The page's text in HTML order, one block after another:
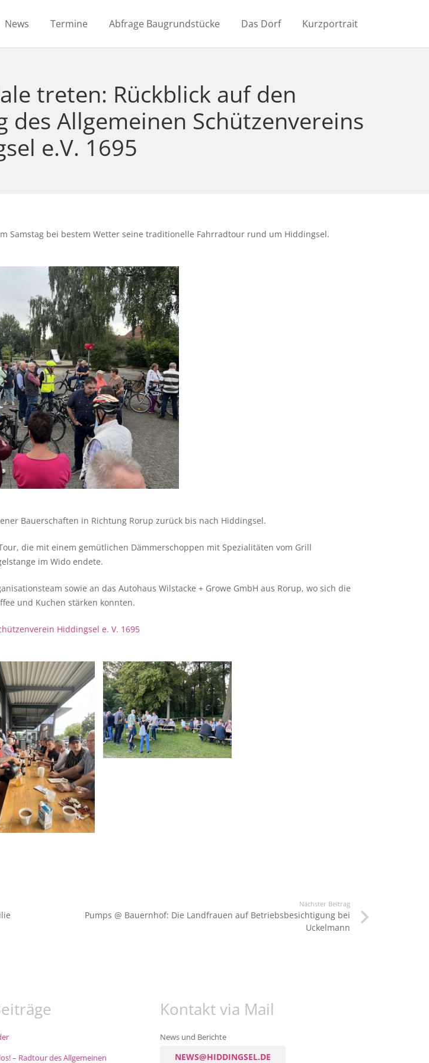
News Termine Abfrage Baugrundstücke Das Dorf Kurzportrait
treten: Rückblick auf den
Allgemeinen Schützenvereins
e.V. 1695
Samstag bei bestem Wetter seine traditionelle Fahrradtour rund um Hiddingsel.
Bauerschaften in Richtung Rorup zurück bis nach Hiddingsel.
die mit einem gemütlichen Dämmerschoppen mit Spezialitäten vom Grill
im Wido endete.
sowie an das Autohaus Wilstacke + Growe GmbH aus Rorup, wo sich die
und Kuchen stärken konnten.
Hiddingsel e. V. 1695
Nächster Beitrag
Pumps @ Bauernhof: Die Landfrauen auf Betriebsbesichtigung bei
Uckelmann
– Radtour des Allgemeinen
Kontakt via Mail
News und Berichte
NEWS@HIDDINGSEL.DE